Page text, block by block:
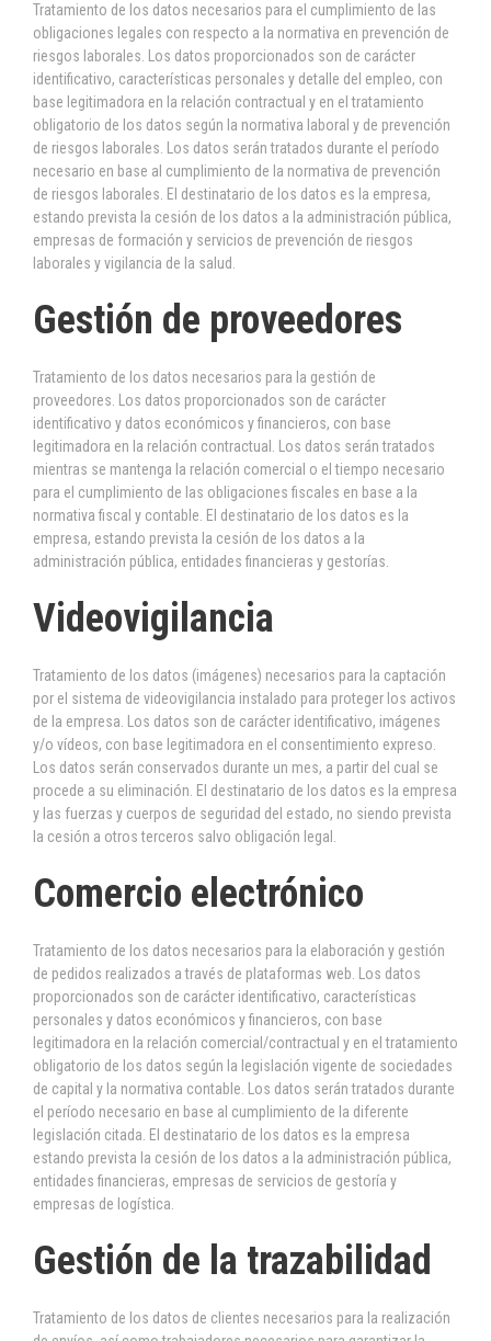
Tratamiento de los datos necesarios para el cumplimiento de las
obligaciones legales con respecto a la normativa en prevención de
riesgos laborales. Los datos proporcionados son de carácter
identificativo, características personales y detalle del empleo, con
base legitimadora en la relación contractual y en el tratamiento
obligatorio de los datos según la normativa laboral y de prevención
de riesgos laborales. Los datos serán tratados durante el período
necesario en base al cumplimiento de la normativa de prevención
de riesgos laborales. El destinatario de los datos es la empresa,
estando prevista la cesión de los datos a la administración pública,
empresas de formación y servicios de prevención de riesgos
laborales y vigilancia de la salud.
Gestión de proveedores
Tratamiento de los datos necesarios para la gestión de
proveedores. Los datos proporcionados son de carácter
identificativo y datos económicos y financieros, con base
legitimadora en la relación contractual. Los datos serán tratados
mientras se mantenga la relación comercial o el tiempo necesario
para el cumplimiento de las obligaciones fiscales en base a la
normativa fiscal y contable. El destinatario de los datos es la
empresa, estando prevista la cesión de los datos a la
administración pública, entidades financieras y gestorías.
Videovigilancia
Tratamiento de los datos (imágenes) necesarios para la captación
por el sistema de videovigilancia instalado para proteger los activos
de la empresa. Los datos son de carácter identificativo, imágenes
y/o vídeos, con base legitimadora en el consentimiento expreso.
Los datos serán conservados durante un mes, a partir del cual se
procede a su eliminación. El destinatario de los datos es la empresa
y las fuerzas y cuerpos de seguridad del estado, no siendo prevista
la cesión a otros terceros salvo obligación legal.
Comercio electrónico
Tratamiento de los datos necesarios para la elaboración y gestión
de pedidos realizados a través de plataformas web. Los datos
proporcionados son de carácter identificativo, características
personales y datos económicos y financieros, con base
legitimadora en la relación comercial/contractual y en el tratamiento
obligatorio de los datos según la legislación vigente de sociedades
de capital y la normativa contable. Los datos serán tratados durante
el período necesario en base al cumplimiento de la diferente
legislación citada. El destinatario de los datos es la empresa
estando prevista la cesión de los datos a la administración pública,
entidades financieras, empresas de servicios de gestoría y
empresas de logística.
Gestión de la trazabilidad
Tratamiento de los datos de clientes necesarios para la realización